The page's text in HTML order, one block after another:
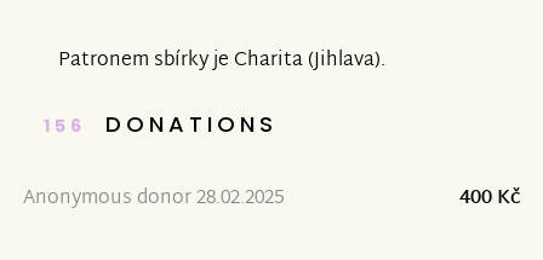
Patronem sbírky je Charita (Jihlava).
156 DONATIONS
Anonymous donor 28.02.2025 400 Kč